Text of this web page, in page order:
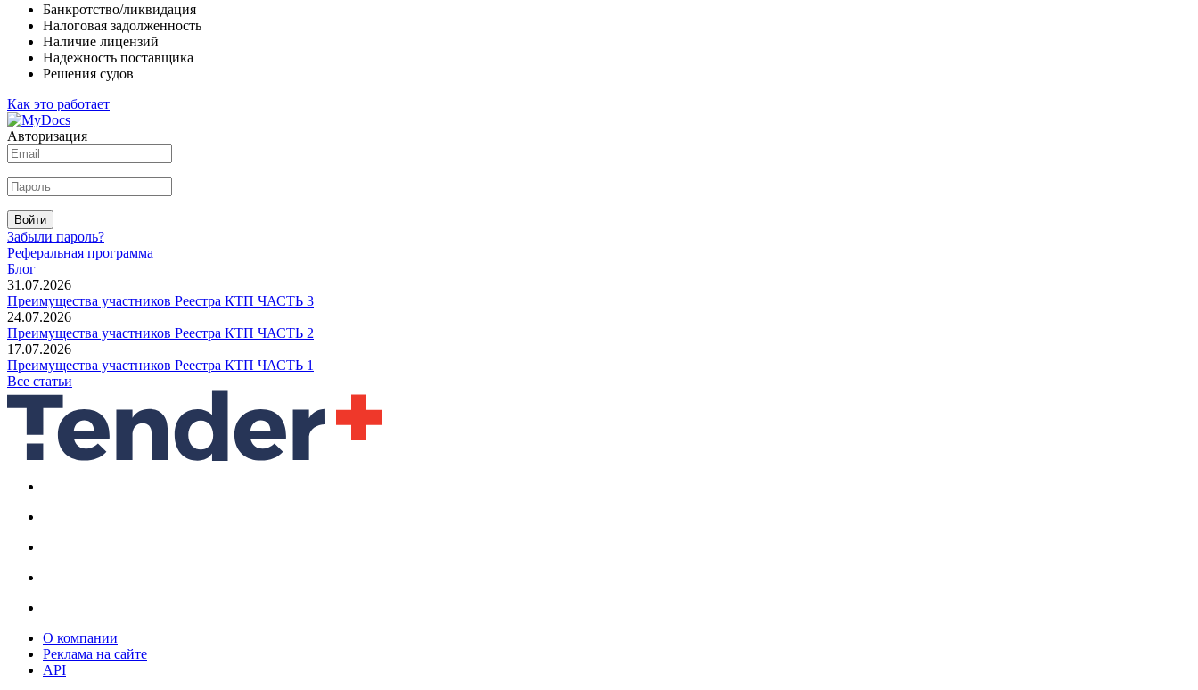
Банкротство/ликвидация
Налоговая задолженность
Наличие лицензий
Надежность поставщика
Решения судов
Как это работает
Авторизация
Войти
Забыли пароль?
Реферальная программа
Блог
31.07.2026
Преимущества участников Реестра КТП ЧАСТЬ 3
24.07.2026
Преимущества участников Реестра КТП ЧАСТЬ 2
17.07.2026
Преимущества участников Реестра КТП ЧАСТЬ 1
Все статьи
О компании
Реклама на сайте
API